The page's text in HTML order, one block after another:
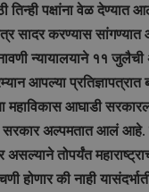
तिन्ही पक्षांना वेळ देण्यात
सादर करण्यास
न्यायालयाने ११
आपल्या प्रतिज्ञापत्रात
महाविकास आघाडी
सरकार अल्पमतात आलं आहे.
तोपर्यंत
होणार की नाही